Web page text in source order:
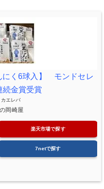
く6球入】 モンドセレ
続金賞受賞
カエレバ
岡崎屋
楽天市場で探す
7netで探す